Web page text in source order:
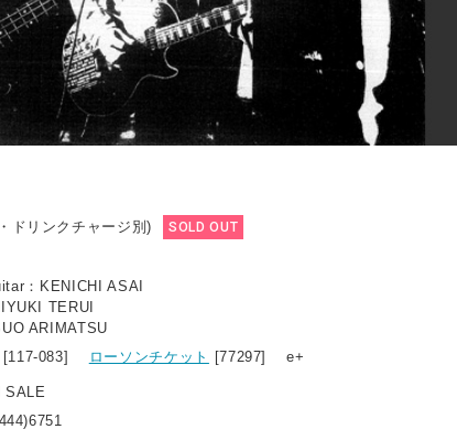
ドリンクチャージ別) SOLD OUT
：KENICHI ASAI
TERUI
ARIMATSU
[117-083] ローソンチケット [77297] e+
SALE